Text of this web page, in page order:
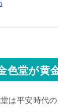
色堂が黄
は平安時代